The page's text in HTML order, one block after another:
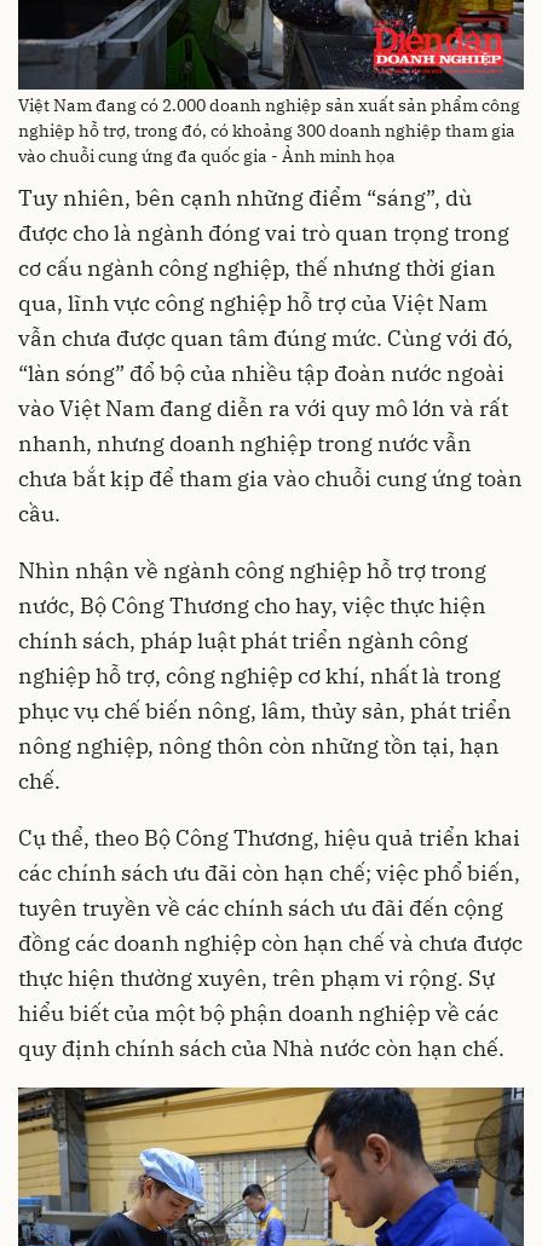
Việt Nam đang có 2.000 doanh nghiệp sản xuất sản phẩm công
nghiệp hỗ trợ, trong đó, có khoảng 300 doanh nghiệp tham gia
vào chuỗi cung ứng đa quốc gia - Ảnh minh họa
Tuy nhiên, bên cạnh những điểm “sáng”, dù
được cho là ngành đóng vai trò quan trọng trong
cơ cấu ngành công nghiệp, thế nhưng thời gian
qua, lĩnh vực công nghiệp hỗ trợ của Việt Nam
vẫn chưa được quan tâm đúng mức. Cùng với đó,
“làn sóng” đổ bộ của nhiều tập đoàn nước ngoài
vào Việt Nam đang diễn ra với quy mô lớn và rất
nhanh, nhưng doanh nghiệp trong nước vẫn
chưa bắt kịp để tham gia vào chuỗi cung ứng toàn
cầu.
Nhìn nhận về ngành công nghiệp hỗ trợ trong
nước, Bộ Công Thương cho hay, việc thực hiện
chính sách, pháp luật phát triển ngành công
nghiệp hỗ trợ, công nghiệp cơ khí, nhất là trong
phục vụ chế biến nông, lâm, thủy sản, phát triển
nông nghiệp, nông thôn còn những tồn tại, hạn
chế.
Cụ thể, theo Bộ Công Thương, hiệu quả triển khai
các chính sách ưu đãi còn hạn chế; việc phổ biến,
tuyên truyền về các chính sách ưu đãi đến cộng
đồng các doanh nghiệp còn hạn chế và chưa được
thực hiện thường xuyên, trên phạm vi rộng. Sự
hiểu biết của một bộ phận doanh nghiệp về các
quy định chính sách của Nhà nước còn hạn chế.